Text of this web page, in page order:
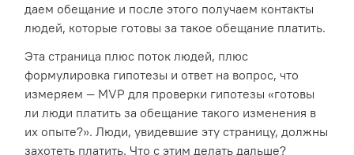
даем обещание и после этого получаем контакты
людей, которые готовы за такое обещание платить.
Эта страница плюс поток людей, плюс
формулировка гипотезы и ответ на вопрос, что
измеряем — MVP для проверки гипотезы «готовы
ли люди платить за обещание такого изменения в
их опыте?». Люди, увидевшие эту страницу, должны
захотеть платить. Что с этим делать дальше?